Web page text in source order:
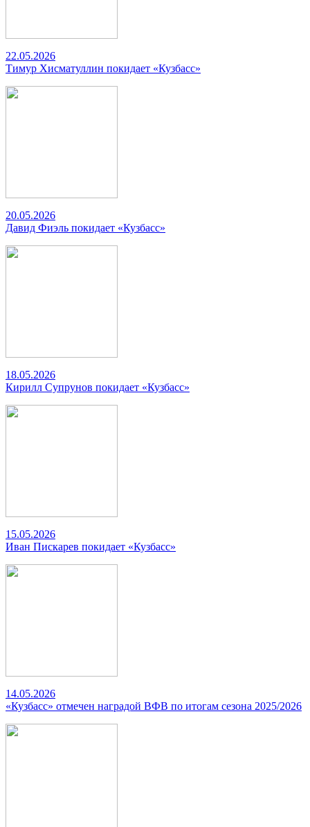
22.05.2026
Тимур Хисматуллин покидает «Кузбасс»
20.05.2026
Давид Фиэль покидает «Кузбасс»
18.05.2026
Кирилл Супрунов покидает «Кузбасс»
15.05.2026
Иван Пискарев покидает «Кузбасс»
14.05.2026
«Кузбасс» отмечен наградой ВФВ по итогам сезона 2025/2026